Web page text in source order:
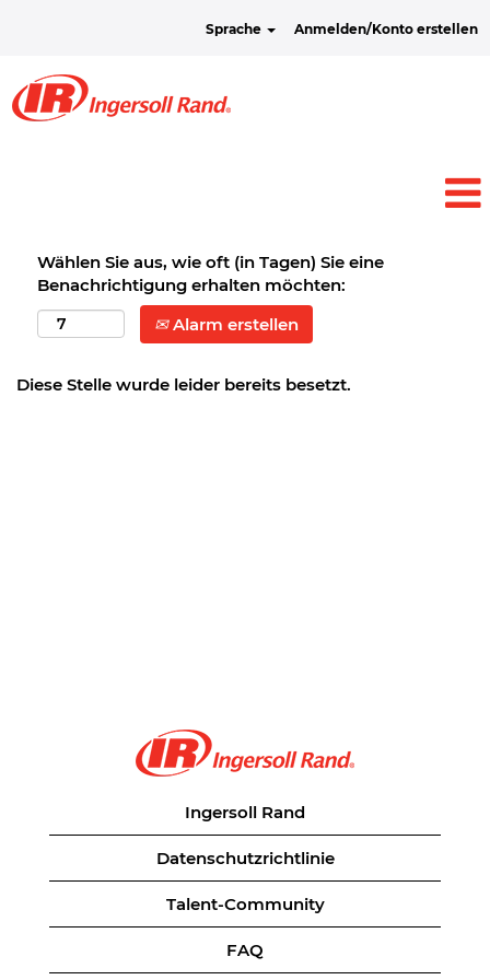
Sprache Anmelden/Konto erstellen
Wählen Sie aus, wie oft (in Tagen) Sie eine
Benachrichtigung erhalten möchten:
Alarm erstellen
Diese Stelle wurde leider bereits besetzt.
Ingersoll Rand
Datenschutzrichtlinie
Talent-Community
FAQ